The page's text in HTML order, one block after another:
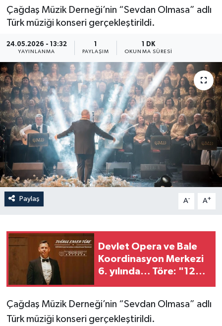
Çağdaş Müzik Derneği’nin “Sevdan Olmasa” adlı
Türk müziği konseri gerçekleştirildi.
24.05.2026 - 13:32
YAYINLANMA
1
PAYLAŞIM
1 DK
OKUNMA SÜRESI
Paylaş A- A+
Devlet Opera ve Bale
Koordinasyon Merkezi
6. yılında… Töre: "12
Çağdaş Müzik Derneği’nin “Sevdan Olmasa” adlı
Türk müziği konseri gerçekleştirildi.